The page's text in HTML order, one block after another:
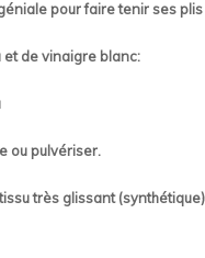
pour faire tenir ses
et de vinaigre blanc:
ou pulvériser.
très glissant